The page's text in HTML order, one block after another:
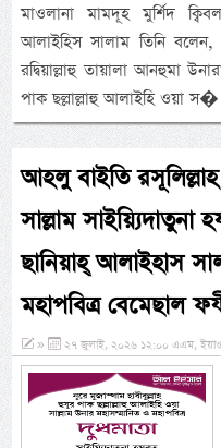
মাওলানা মামদূহ মুর্শিদ
আলাইহিস সালাম তিনি
রদ্বিয়াল্লাহু তায়ালা আনহুমা
পাক ছল্লাল্লাহু আলাইহি ওয়া
আহলু বাইতি রসূলিল্লাহ
সাল্লাম
ছানিয়াহ্ আলাইহাস
মহাপবিত্র বেমেছাল
» ২৭ জুলাই, ২০২৬ ১২:০০ এএম,